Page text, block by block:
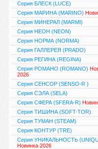
Серия БЛЕСК (LUCE)
Серия МАРИНА (MARINO)
Серия МИНЕРАЛ (MARMI)
Серия НЕОН (NEON)
Серия НОРМА (NORMA)
Серия ГАЛЛЕРЕЯ (PRADO)
Серия РЕГИНА (REGINA)
Серия РОМАНО (ROMANO)
2026
Серия СЕНСОР (SENSO-R )
Серия СЭЛА (SELA)
Серия СФЕРА (SFERA-R)
Серия ТИШИНА (SOFT-TOR)
Серия ТУМАН (STEAM)
Серия КОНТУР (TRE)
Серия УНИКАЛЬНОСТЬ
Новинка 2026